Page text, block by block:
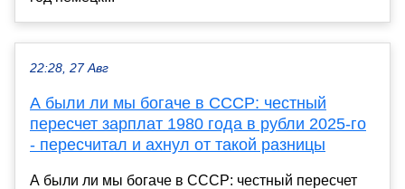
22:28, 27 Авг
А были ли мы богаче в СССР: честный
пересчет зарплат 1980 года в рубли 2025-го
- пересчитал и ахнул от такой разницы
А были ли мы богаче в СССР: честный пересчет